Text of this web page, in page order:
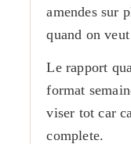
amendes sur
quand on
Le rapport
format
viser tot car
complete.